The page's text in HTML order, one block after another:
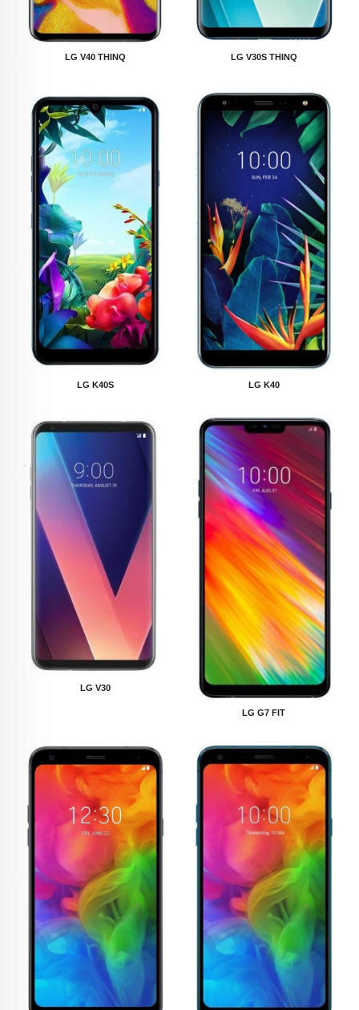
LG V40 THINQ LG V30S THINQ
LG K40S LG K40
LG V30
LG G7 FIT